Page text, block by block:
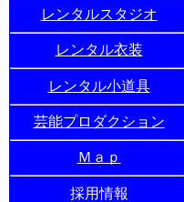
レンタルスタジオ
レンタル衣装
レンタル小道具
芸能プロダクション
Ｍａｐ
採用情報